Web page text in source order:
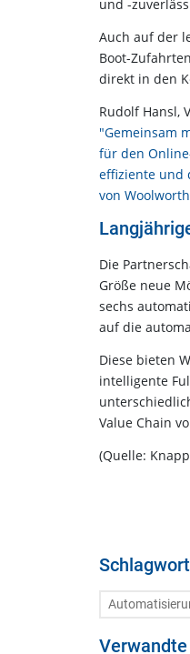
und -
Auch auf der
Boot-
direkt in den
Rudolf Hansl,
"Gemeinsam
für den
effiziente und
von
Die
Größe neue
sechs
auf die
Diese bieten
intelligente
Value Chain
(Quelle: